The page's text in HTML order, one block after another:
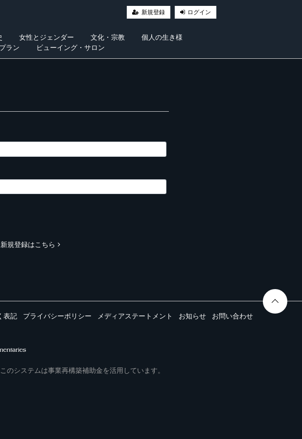
新規登録 ログイン
女性とジェンダー 文化・宗教
個人の生き様
ラン ビューイング・サロン
新規登録はこちら
表記 プライバシーポリシー メディアステートメント お知らせ お問い合わせ
システムは事業再構築補助金を活用しています。